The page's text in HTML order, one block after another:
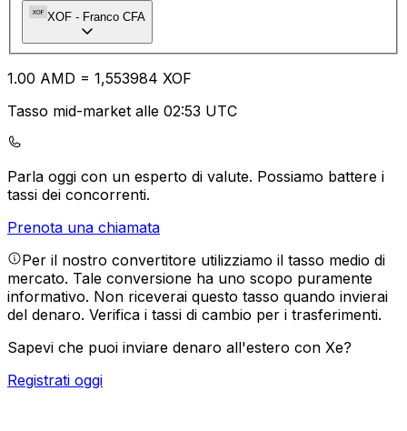
XOF - Franco CFA
1.00 AMD = 1,553984 XOF
Tasso mid-market alle 02:53 UTC
Parla oggi con un esperto di valute. Possiamo battere i
tassi dei concorrenti.
Prenota una chiamata
Per il nostro convertitore utilizziamo il tasso medio di
mercato. Tale conversione ha uno scopo puramente
informativo. Non riceverai questo tasso quando invierai
del denaro. Verifica i tassi di cambio per i trasferimenti.
Sapevi che puoi inviare denaro all'estero con Xe?
Registrati oggi